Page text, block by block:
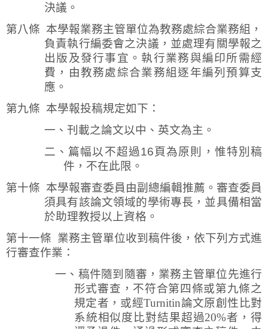
決議。
第八條 本學報業務主管單位為教務處綜合業務組，
負責執行編委會之決議，並處理有關學報之
出版及發行事宜。執行業務與編印所需經
費，由教務處綜合業務組逐年編列預算支
應。
第九條 本學報投稿規定如下：
一、刊載之論文以中、英文為主。
二、篇幅以不超過16頁為原則，惟特別稿
件，不在此限。
第十條 本學報審查委員由副總編輯推薦。審查委員
須具有該論文領域的學術專長，並具備相當
於助理教授以上資格。
第十一條 業務主管單位收到稿件後，依下列方式進
行審查作業：
一、 稿件隨到隨審，業務主管單位先進行
形式審查，不符合第四條或第九條之
規定者，或經Turnitin論文原創性比對
系統相似度比對結果超過20%者，得